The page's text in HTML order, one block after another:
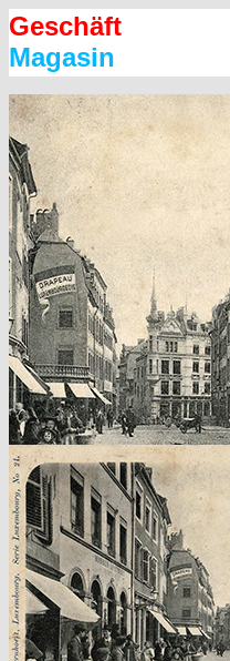
Geschäft
Magasin